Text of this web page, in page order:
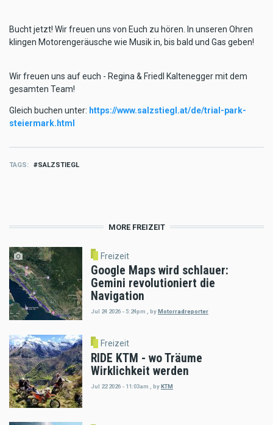
Bucht jetzt! Wir freuen uns von Euch zu hören. In unseren Ohren
klingen Motorengeräusche wie Musik in, bis bald und Gas geben!
Wir freuen uns auf euch - Regina & Friedl Kaltenegger mit dem
gesamten Team!
Gleich buchen unter: https://www.salzstiegl.at/de/trial-park-
steiermark.html
TAGS SALZSTIEGL
MORE FREIZEIT
Freizeit
Google Maps wird schlauer:
Gemini revolutioniert die
Navigation
Jul 24 2026 - 5:24pm byMotorradreporter
Freizeit
RIDE KTM - wo Träume
Wirklichkeit werden
Jul 22 2026 - 11:03am byKTM